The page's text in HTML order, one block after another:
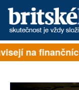
PŘIHLÁSIT
na